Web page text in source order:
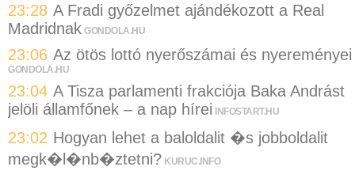
23:28 A Fradi győzelmet ajándékozott a Real
Madridnak GONDOLA.HU
23:06 Az ötös lottó nyerőszámai és nyereményei
GONDOLA.HU
23:04 A Tisza parlamenti frakciója Baka Andrást
jelöli államfőnek – a nap hírei
INFOSTART.HU
23:02 Hogyan lehet a baloldalit �s jobboldalit
megk�l�nb�ztetni? KURUC.INFO